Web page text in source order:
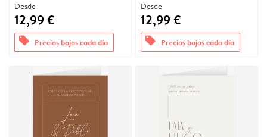
Desde
12,99 €
offers Precios bajos cada día
Desde
12,99 €
offers Precios bajos cada día